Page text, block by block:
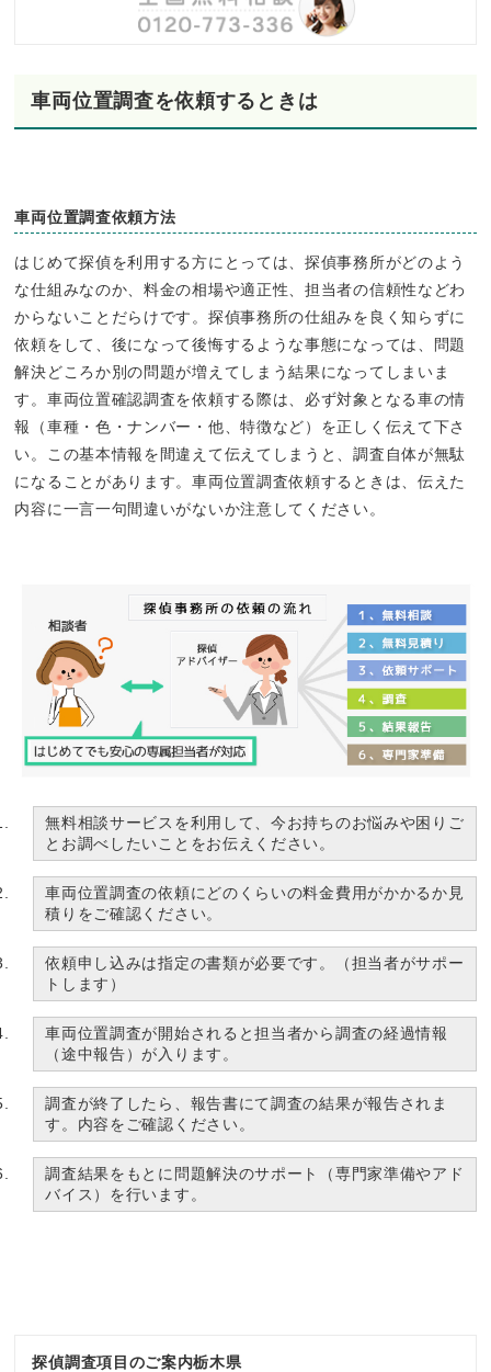
車両位置調査を依頼するときは
車両位置調査依頼方法
はじめて探偵を利用する方にとっては、探偵事務所がどのよう
な仕組みなのか、料金の相場や適正性、担当者の信頼性などわ
からないことだらけです。探偵事務所の仕組みを良く知らずに
依頼をして、後になって後悔するような事態になっては、問題
解決どころか別の問題が増えてしまう結果になってしまいま
す。車両位置確認調査を依頼する際は、必ず対象となる車の情
報（車種・色・ナンバー・他、特徴など）を正しく伝えて下さ
い。この基本情報を間違えて伝えてしまうと、調査自体が無駄
になることがあります。車両位置調査依頼するときは、伝えた
内容に一言一句間違いがないか注意してください。
無料相談サービスを利用して、今お持ちのお悩みや困りご
とお調べしたいことをお伝えください。
車両位置調査の依頼にどのくらいの料金費用がかかるか見
積りをご確認ください。
依頼申し込みは指定の書類が必要です。（担当者がサポー
トします）
車両位置調査が開始されると担当者から調査の経過情報
（途中報告）が入ります。
調査が終了したら、報告書にて調査の結果が報告されま
す。内容をご確認ください。
調査結果をもとに問題解決のサポート（専門家準備やアド
バイス）を行います。
探偵調査項目のご案内栃木県